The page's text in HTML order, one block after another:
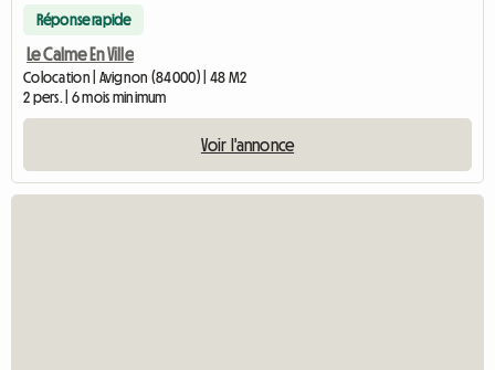
Réponse rapide
Le Calme En Ville
Colocation | Avignon (84000) | 48 M2
2 pers. | 6 mois minimum
Voir l'annonce